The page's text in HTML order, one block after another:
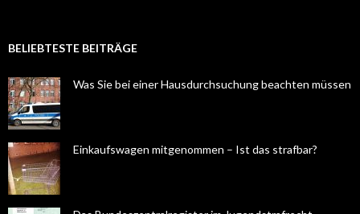
BELIEBTESTE BEITRÄGE
Was Sie bei einer Hausdurchsuchung beachten müssen
Einkaufswagen mitgenommen – Ist das strafbar?